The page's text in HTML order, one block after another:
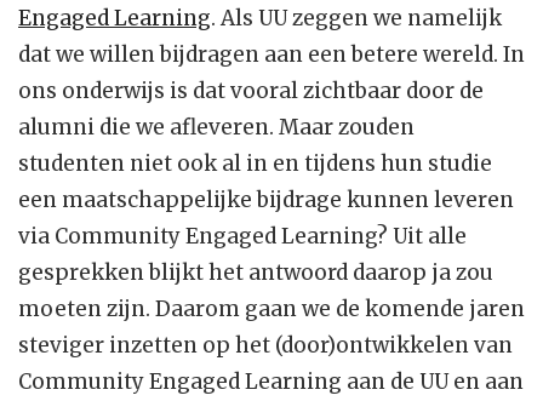
Engaged Learning. Als UU zeggen we namelijk
dat we willen bijdragen aan een betere wereld. In
ons onderwijs is dat vooral zichtbaar door de
alumni die we afleveren. Maar zouden
studenten niet ook al in en tijdens hun studie
een maatschappelijke bijdrage kunnen leveren
via Community Engaged Learning? Uit alle
gesprekken blijkt het antwoord daarop ja zou
moeten zijn. Daarom gaan we de komende jaren
steviger inzetten op het (door)ontwikkelen van
Community Engaged Learning aan de UU en aan